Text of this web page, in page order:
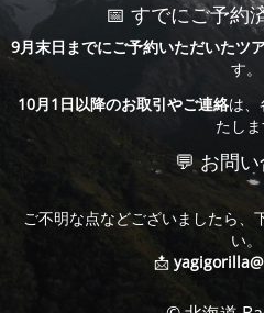
📅 すでにご予約
9月末日までにご予約いただいたツ
す。
10月1日以降のお取引やご連絡は、
たし
💬 お問
ご不明な点などございましたら、
い。
📩